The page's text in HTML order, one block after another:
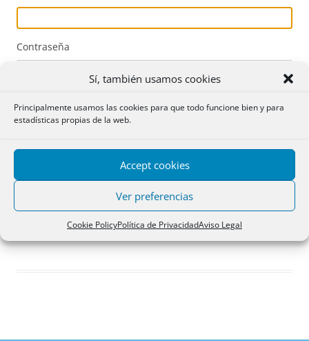
Sí, también usamos cookies
Principalmente usamos las cookies para que todo funcione bien y para
estadísticas propias de la web.
Accept cookies
Ver preferencias
Cookie PolicyPolítica de PrivacidadAviso Legal
Contraseña
Acceder
Registro
¿Has olvidado tu contraseña?